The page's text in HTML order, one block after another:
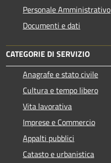
Personale Amministrativo
Documenti e dati
CATEGORIE DI SERVIZIO
Anagrafe e stato civile
Cultura e tempo libero
Vita lavorativa
Imprese e Commercio
Appalti pubblici
Catasto e urbanistica